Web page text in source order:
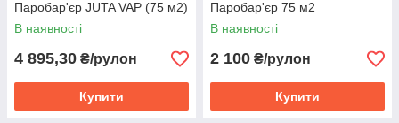
При пошкодженні плівки всі місця випадкових розривів
стрічки.
Паробар'єр в Харкові і Україні за кращою ціною від інтернет-
Паробар'єр JUTA VAP (75 м2)
В наявності
4 895,30 ₴/рулон
Купити
Паробар'єр 75 м2
В наявності
2 100 ₴/рулон
Купити